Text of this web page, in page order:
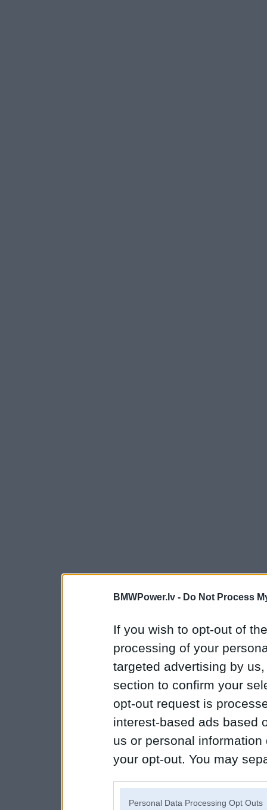
BMWPower.lv - Do Not Process
If you wish to opt-out of
processing of your
targeted advertising by
section to confirm your
opt-out request is
interest-based ads based
us or personal
your opt-out. You may
Personal Data Processing Opt Outs